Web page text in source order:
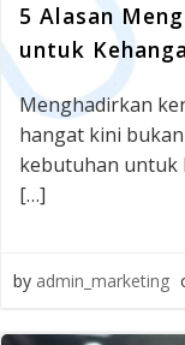
5 Alasan
untuk
Menghadirkan
hangat kini
kebutuhan untuk
[…]
by admin_marketing